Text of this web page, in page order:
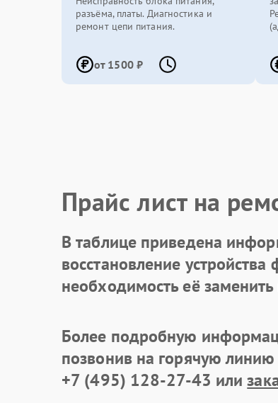
разъёма, платы. Диагностика и
ремонт цепи питания.
от 1500 ₽
Прайс лист на
В таблице приведена
восстановление
необходимость её
Более подробную
позвонив на горячую линию
+7 (495) 128-27-43 или